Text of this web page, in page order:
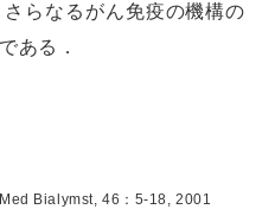
らなるがん免疫の機構の
ある．
Bialymst, 46：5-18, 2001